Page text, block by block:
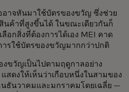
อาจหันมาใช้บัตรของขวัญ ซึ่งช่วย
นค้าที่สูงขึ้นได้ ในขณะเดียวกันก็
อกสิ่งที่ต้องการได้เอง MEI คาด
รใช้บัตรของขวัญมากกว่าปกติ
งขวัญเป็นไปตามฤดูกาลอย่าง
สดงให้เห็นว่าเกือบหนึ่งในสามของ
นธันวาคมและมกราคมโดยเฉลี่ย —